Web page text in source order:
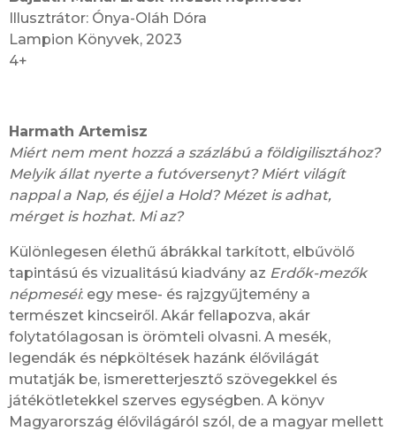
Illusztrátor: Ónya-Oláh Dóra
Lampion Könyvek, 2023
4+
Harmath Artemisz
Miért nem ment hozzá a százlábú a földigilisztához?
Melyik állat nyerte a futóversenyt? Miért világít
nappal a Nap, és éjjel a Hold? Mézet is adhat,
mérget is hozhat. Mi az?
Különlegesen élethű ábrákkal tarkított, elbűvölő
tapintású és vizualitású kiadvány az Erdők-mezők
népmeséi: egy mese- és rajzgyűjtemény a
természet kincseiről. Akár fellapozva, akár
folytatólagosan is örömteli olvasni. A mesék,
legendák és népköltések hazánk élővilágát
mutatják be, ismeretterjesztő szövegekkel és
játékötletekkel szerves egységben. A könyv
Magyarország élővilágáról szól, de a magyar mellett